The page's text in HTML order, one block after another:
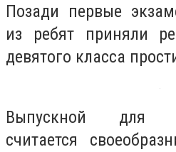
Позади первые
из ребят приняли
девятого класса
Выпускной для
считается